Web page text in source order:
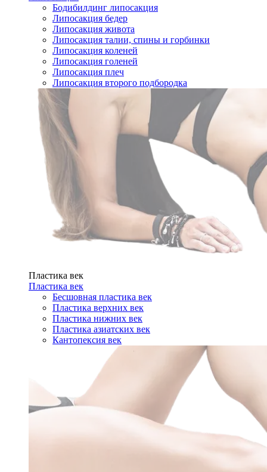
Бодибилдинг липосакция
Липосакция бедер
Липосакция живота
Липосакция талии, спины и горбинки
Липосакция коленей
Липосакция голеней
Липосакция плеч
Липосакция второго подбородка
Пластика век
Пластика век
Бесшовная пластика век
Пластика верхних век
Пластика нижних век
Пластика азиатских век
Кантопексия век